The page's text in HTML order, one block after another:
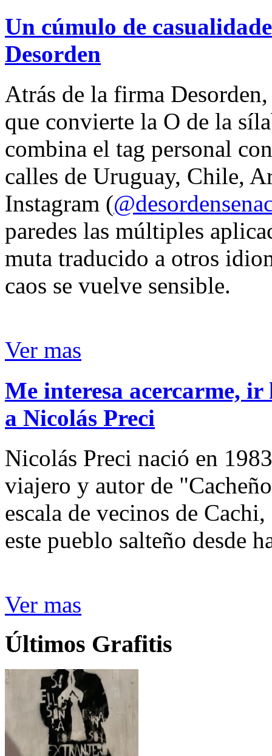
Un cúmulo de
Desorden
Atrás de la firma
que convierte la O de la
combina el tag personal
calles de Uruguay, Chile,
Instagram (
paredes las múltiples
muta traducido a otros
caos se vuelve sensible.
Ver mas
Me interesa acercarme,
a Nicolás Preci
Nicolás Preci nació en
viajero y autor de
escala de vecinos de
este pueblo salteño desde
Ver mas
Últimos Grafitis